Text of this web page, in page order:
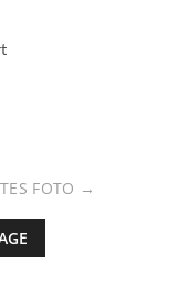
FOTO